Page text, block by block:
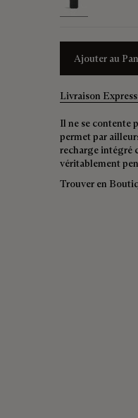
Ajouter au
Livraison
Il ne se contente
permet par
recharge intégré
Trouver en